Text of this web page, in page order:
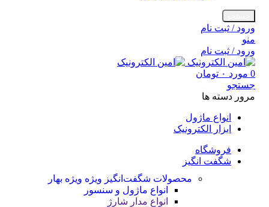
ورود / ثبت نام
منو
ورود / ثبت نام
0 مورد ۰ تومان
جستجو
مرور دسته ها
انواع ماژول
ابزار الکترونیک
فروشگاه
شگفت انگیز
محصولات شگفت‌انگیز ویژه ویژه بهار
انواع ماژول و سنسور
انواع مدار شارژ